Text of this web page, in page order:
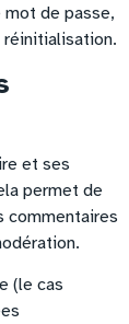
de passe,
réinitialisation.
et ses
permet de
commentaires
(le cas